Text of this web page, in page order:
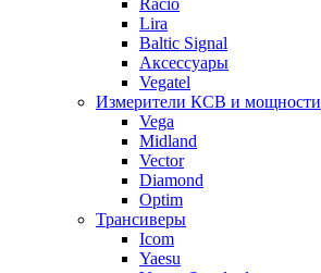
Racio
Lira
Baltic Signal
Аксессуары
Vegatel
Измерители КСВ и мощности
Vega
Midland
Vector
Diamond
Optim
Трансиверы
Icom
Yaesu